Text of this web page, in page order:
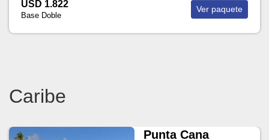
USD 1.822
Base Doble
Ver paquete
Caribe
Punta Cana